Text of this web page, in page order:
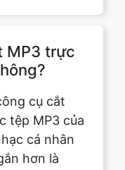
MP3 của
cá nhân
hơn là